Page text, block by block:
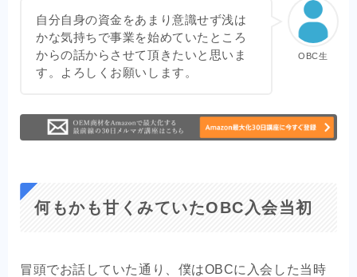
OBC生
自分自身の資金をあまり意識せず浅は
かな気持ちで事業を始めていたところ
からの話からさせて頂きたいと思いま
す。よろしくお願いします。
何もかも甘くみていたOBC入会当初
冒頭でお話していた通り、僕はOBCに入会した当時